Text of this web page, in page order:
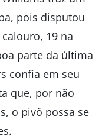
pois disputou
19 na
parte da última
confia em seu
que, por não
o pivô possa se